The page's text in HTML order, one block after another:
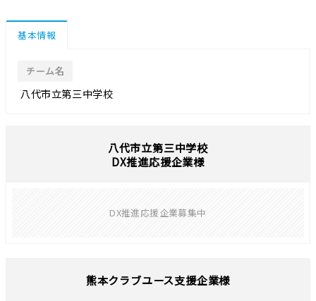
基本情報
チーム名
八代市立第三中学校
八代市立第三中学校
DX推進応援企業様
DX推進応援企業募集中
熊本クラブユース支援企業様